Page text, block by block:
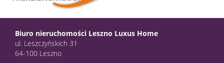
Biuro nieruchomości Leszno Luxus Home
ul. Leszczyńskich 31
64-100 Leszno